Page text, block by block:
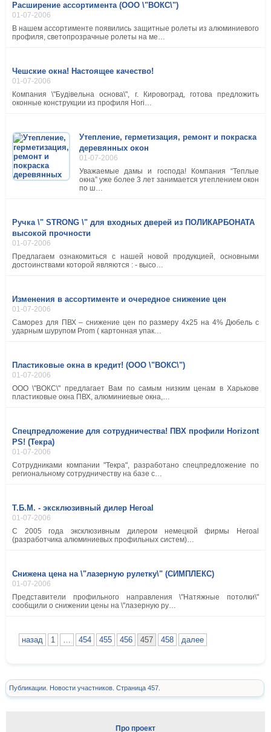
Расширение ассортимента (ООО \"ВОКС\")
01-07-2006
В нашем ассортименте появились защитные ролеты из алюминиевого
профиля, светопрозрачные ролеты на ме…
Чешские окна! Настоящее качество!
01-07-2006
Компания \"Будівельна основа\", г. Кировоград, готова предложить
оконные конструкции из профиля Hori…
Утепление, герметизация, ремонт и покраска
деревянных окон
01-07-2006
Уважаемые дамы и господа! Компания “Теплые
окна” уже более 3 лет занимается утеплением окон
по ш…
Ручка \" STRONG \" для входных дверей из ПОЛИКАРБОНАТА
высокой прочности
01-07-2006
Предлагаем ознакомиться с нашей новой продукцией, основными
достоинствами которой являются : - высо…
Изменения в ассортименте и очередное снижение цен
01-07-2006
Саморез для ПВХ – снижение цен по размеру 4х25 на 4% Дюбель с
ударным шурупом Prom ( картонная упак…
Пластиковые окна в кредит! (ООО \"ВОКС\")
01-07-2006
ООО \"ВОКС\" предлагает Вам по самым низким ценам в Харькове
пластиковые окна ПВХ, алюминиевые окна,…
Спецпредложение для сотрудничества! ПВХ профили Horizont
PS! (Текра)
01-07-2006
Сотрудниками компании "Текра", разработано спецпредложение по
региональному сотрудничеству на базе с…
Т.Б.М. - эксклюзивный дилер Heroal
01-07-2006
С 2005 года эксклюзивным дилером немецкой фирмы Heroal
(разработчика алюминиевых профильных систем)…
Снижена цена на \"лазерную рулетку\" (СИМПЛЕКС)
01-07-2006
Представители профильного направления \"Натяжные потолки\"
сообщили о снижении цены на \"лазерную ру…
назад 1 … 454 455 456 457 458 далее
Публикации. Новости участников. Страница 457.
Про проект